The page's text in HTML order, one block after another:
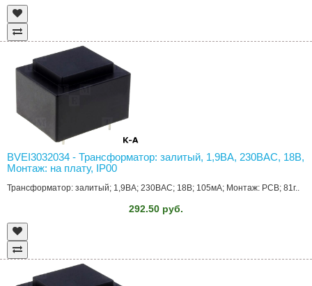
BVEI3032034 - Трансформатор: залитый, 1,9ВА, 230ВAC, 18В,
Монтаж: на плату, IP00
Трансформатор: залитый; 1,9ВА; 230ВAC; 18В; 105мА; Монтаж: PCB; 81г..
292.50 руб.